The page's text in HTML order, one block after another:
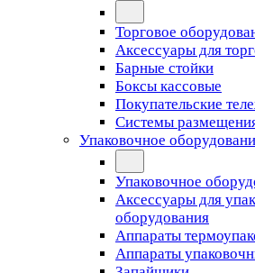
Торговое
Аксессуары для
Барные стойки
Боксы кассовые
Покупательские
Системы
Упаковочное
Упаковочное
Аксессуары для
оборудования
Аппараты
Аппараты